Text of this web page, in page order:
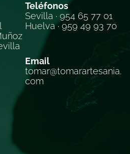
Teléfonos
Sevilla · 954 65 77 01
Huelva · 959 49 93 70
Email
tomar@tomarartesania.
com